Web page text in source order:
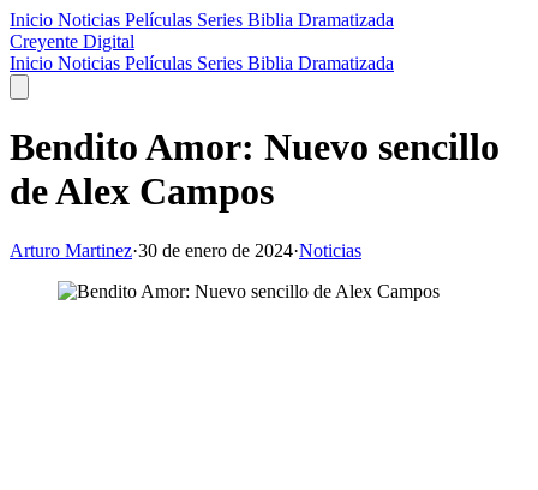
Inicio Noticias Películas Series Biblia Dramatizada
Creyente Digital
Inicio Noticias Películas Series Biblia Dramatizada
Bendito Amor: Nuevo sencillo
de Alex Campos
Arturo Martinez·30 de enero de 2024·Noticias